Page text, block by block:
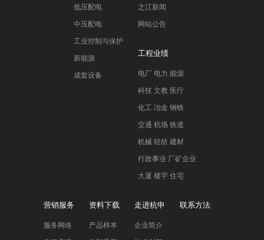
低压配电
中压配电
工业控制与保护
新能源
成套设备
之江新闻
网站公告
工程业绩
电厂 电力 能源
科技 文教 医疗
化工 冶金 钢铁
交通 机场 铁道
机械 轻纺 建材
行政事业 厂矿企业
大厦 楼宇 住宅
营销服务
服务网络
资料下载
产品样本
走进杭申
企业简介
联系方法